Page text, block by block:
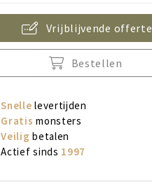
Vrijblijvende offerte
Bestellen
Snelle levertijden
Gratis monsters
Veilig betalen
Actief sinds 1997